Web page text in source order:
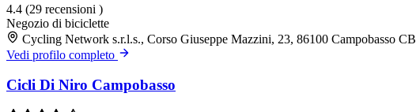
4.4 (29 recensioni )
Negozio di biciclette
Cycling Network s.r.l.s., Corso Giuseppe Mazzini, 23, 86100 Campobasso CB
Vedi profilo completo
Cicli Di Niro Campobasso